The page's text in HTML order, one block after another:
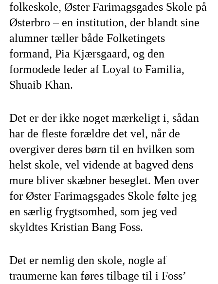
folkeskole, Øster Farimagsgades Skole på
Østerbro – en institution, der blandt sine
alumner tæller både Folketingets
formand, Pia Kjærsgaard, og den
formodede leder af Loyal to Familia,
Shuaib Khan.
Det er der ikke noget mærkeligt i, sådan
har de fleste forældre det vel, når de
overgiver deres børn til en hvilken som
helst skole, vel vidende at bagved dens
mure bliver skæbner beseglet. Men over
for Øster Farimagsgades Skole følte jeg
en særlig frygtsomhed, som jeg ved
skyldtes Kristian Bang Foss.
Det er nemlig den skole, nogle af
traumerne kan føres tilbage til i Foss’